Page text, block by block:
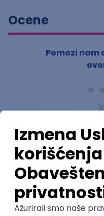
Ocene
Pomozi nam
(0
Nastavni kadar
Stečeno znanje
Karijerne mogućnosti